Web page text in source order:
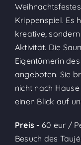
Krippenspiel. Es
kreative,
Aktivität. Die
Eigentümerin
angeboten. Sie
nicht nach
einen Blick auf
Preis - 60 eur /
Besuch des